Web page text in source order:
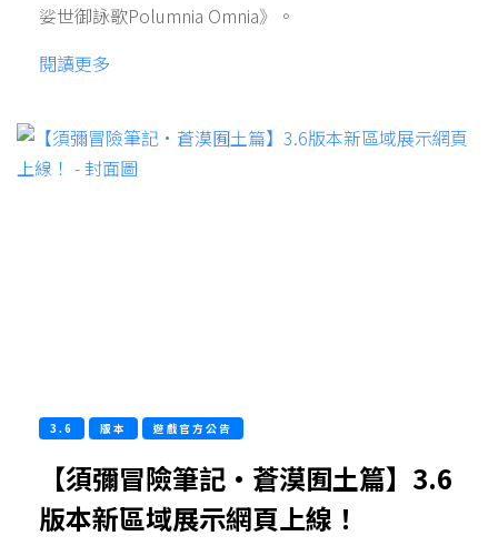
娑世御詠歌Polumnia Omnia》。
閱讀更多
3.6 版本 遊戲官方公告
【須彌冒險筆記·蒼漠囿土篇】3.6
版本新區域展示網頁上線！